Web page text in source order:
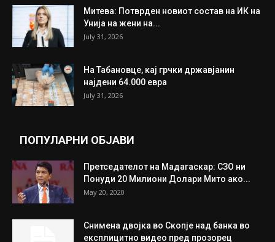
Митева: Потврден новиот состав на ИК на
Унија на жени на...
July 31, 2026
На Табановце, кај грчки државјанин
најдени 64.000 евра
July 31, 2026
ПОПУЛАРНИ ОБЈАВИ
Претседателот на Мадагаскар: СЗО ни
Понуди 20 Милиони Долари Мито ако...
May 20, 2020
Снимена двојка во Скопје над банка во
експлицитно видео пред прозорец